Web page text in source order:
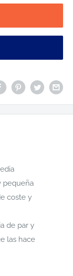
pequeña
coste y
de par y
las hace